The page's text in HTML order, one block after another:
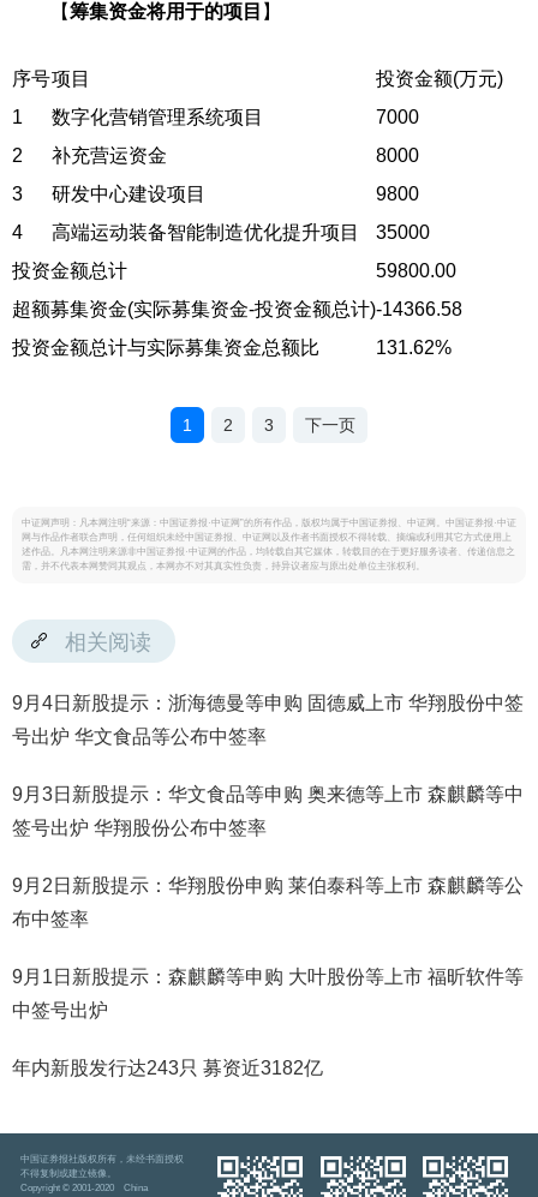
【筹集资金将用于的项目 】
序号项目
投资金额(万元)
1
数字化营销管理系统项目
7000
2
补充营运资金
8000
3
研发中心建设项目
9800
4
高端运动装备智能制造优化提升项目
35000
投资金额总计
59800.00
超额募集资金(实际募集资金-投资金额总计)-14366.58
投资金额总计与实际募集资金总额比
131.62%
1 2 3 下一页
中证网声明：凡本网注明“来源：中国证券报·中证网”的所有作品，版权均属于中国证券报、中证网。中国证券报·中证
网与作品作者联合声明，任何组织未经中国证券报、中证网以及作者书面授权不得转载、摘编或利用其它方式使用上
述作品。凡本网注明来源非中国证券报·中证网的作品，均转载自其它媒体，转载目的在于更好服务读者、传递信息之
需，并不代表本网赞同其观点，本网亦不对其真实性负责，持异议者应与原出处单位主张权利。
相关阅读
9月4日新股提示：浙海德曼等申购 固德威上市 华翔股份中签
号出炉 华文食品等公布中签率
9月3日新股提示：华文食品等申购 奥来德等上市 森麒麟等中
签号出炉 华翔股份公布中签率
9月2日新股提示：华翔股份申购 莱伯泰科等上市 森麒麟等公
布中签率
9月1日新股提示：森麒麟等申购 大叶股份等上市 福昕软件等
中签号出炉
年内新股发行达243只 募资近3182亿
中国证券报社版权所有，未经书面授权
不得复制或建立镜像。
Copyright © 2001-2020 China